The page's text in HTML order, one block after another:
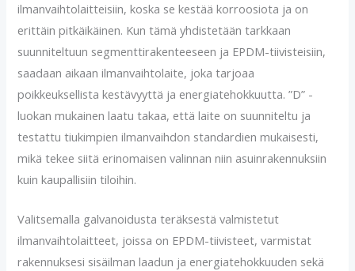
ilmanvaihtolaitteisiin, koska se kestää korroosiota ja on
erittäin pitkäikäinen. Kun tämä yhdistetään tarkkaan
suunniteltuun segmenttirakenteeseen ja EPDM-tiivisteisiin,
saadaan aikaan ilmanvaihtolaite, joka tarjoaa
poikkeuksellista kestävyyttä ja energiatehokkuutta. ”D” -
luokan mukainen laatu takaa, että laite on suunniteltu ja
testattu tiukimpien ilmanvaihdon standardien mukaisesti,
mikä tekee siitä erinomaisen valinnan niin asuinrakennuksiin
kuin kaupallisiin tiloihin.
Valitsemalla galvanoidusta teräksestä valmistetut
ilmanvaihtolaitteet, joissa on EPDM-tiivisteet, varmistat
rakennuksesi sisäilman laadun ja energiatehokkuuden sekä